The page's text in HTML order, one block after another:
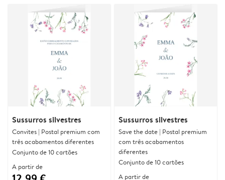
Sussurros silvestres
Convites | Postal premium com
três acabamentos diferentes
Conjunto de 10 cartões
A partir de
Sussurros silvestres
Save the date | Postal premium
com três acabamentos
diferentes
Conjunto de 10 cartões
A partir de